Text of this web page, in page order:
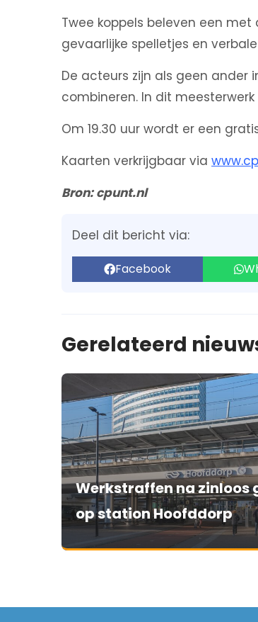
Twee koppels beleven een
gevaarlijke spelletjes en
De acteurs zijn als geen
combineren. In dit
Om 19.30 uur wordt er een
Kaarten verkrijgbaar via
Bron: cpunt.nl
Deel dit bericht via:
Facebook
Gerelateerd
Werkstraffen na zinloos
op station Hoofddorp